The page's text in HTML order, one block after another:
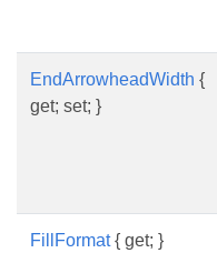
EndArrowheadWidth {
get; set; }
FillFormat{ get; }